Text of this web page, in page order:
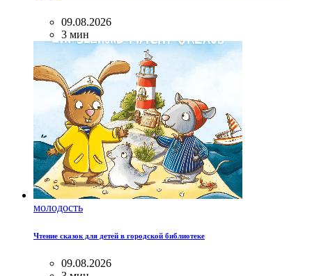
09.08.2026
3 мин
молодость
Чтение сказок для детей в городской библиотеке
09.08.2026